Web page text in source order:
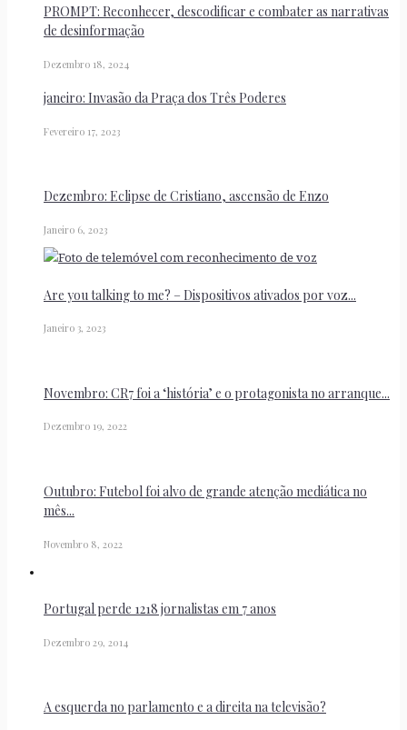
PROMPT: Reconhecer, descodificar e combater as narrativas
de desinformação
Dezembro 18, 2024
janeiro: Invasão da Praça dos Três Poderes
Fevereiro 17, 2023
Dezembro: Eclipse de Cristiano, ascensão de Enzo
Janeiro 6, 2023
Are you talking to me? – Dispositivos ativados por voz...
Janeiro 3, 2023
Novembro: CR7 foi a ‘história’ e o protagonista no arranque...
Dezembro 19, 2022
Outubro: Futebol foi alvo de grande atenção mediática no
mês...
Novembro 8, 2022
Portugal perde 1218 jornalistas em 7 anos
Dezembro 29, 2014
A esquerda no parlamento e a direita na televisão?